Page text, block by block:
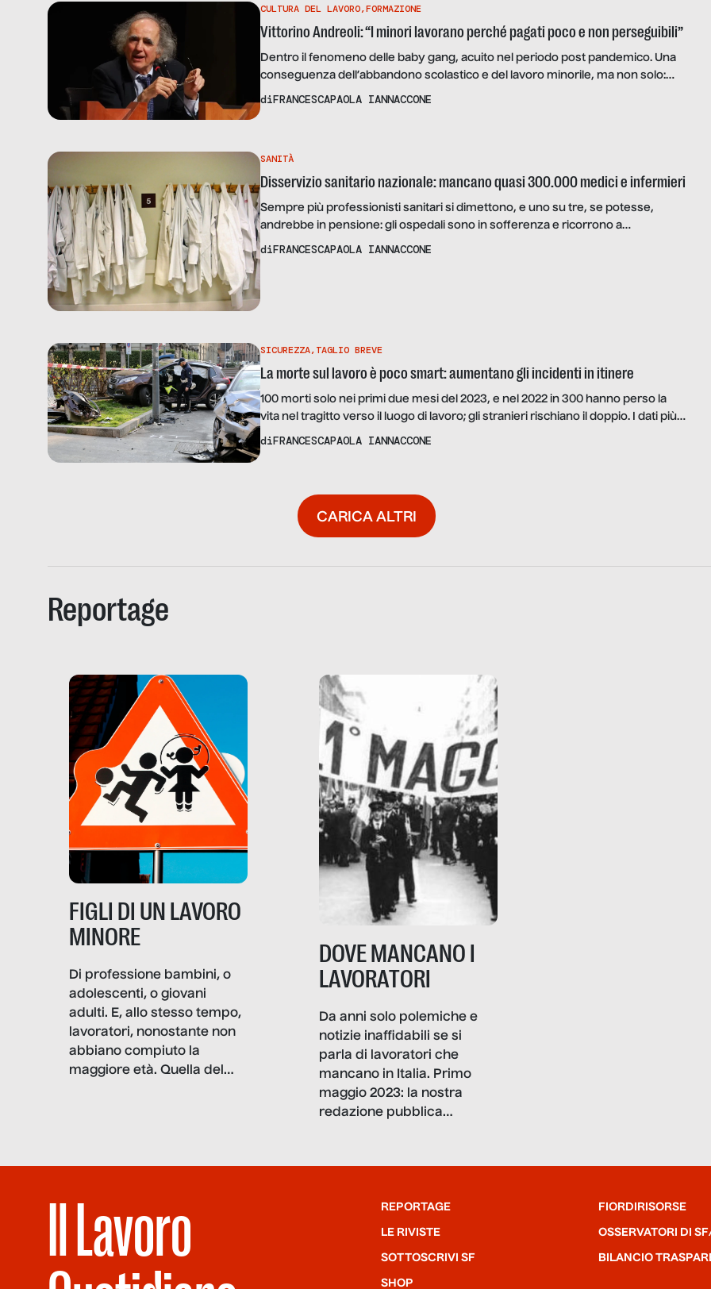
CULTURA DEL LAVORO,FORMAZIONE
Vittorino Andreoli: “I minori lavorano perché pagati poco e non perseguibili”
Dentro il fenomeno delle baby gang, acuito nel periodo post pandemico. Una
conseguenza dell’abbandono scolastico e del lavoro minorile, ma non solo:
riguarda anche le famiglie, la loro emarginazione, le loro necessità
diFRANCESCAPAOLA IANNACCONE
SANITÀ
Disservizio sanitario nazionale: mancano quasi 300.000 medici e infermieri
Sempre più professionisti sanitari si dimettono, e uno su tre, se potesse,
andrebbe in pensione: gli ospedali sono in sofferenza e ricorrono a
cooperative che forniscono “medici a gettone”. La testimonianza di alcuni
operatori con le dichiarazioni di Filippo Anelli, presidente FNOMCeO
diFRANCESCAPAOLA IANNACCONE
SICUREZZA,TAGLIO BREVE
La morte sul lavoro è poco smart: aumentano gli incidenti in itinere
100 morti solo nei primi due mesi del 2023, e nel 2022 in 300 hanno perso la
vita nel tragitto verso il luogo di lavoro; gli stranieri rischiano il doppio. I dati più
recenti dagli osservatori, con i settori e le Regioni più colpite
diFRANCESCAPAOLA IANNACCONE
CARICA ALTRI
Reportage
FIGLI DI UN LAVORO
MINORE
Di professione bambini, o
adolescenti, o giovani
adulti. E, allo stesso tempo,
lavoratori, nonostante non
abbiano compiuto la
maggiore età. Quella del
non esiste solo nel Terzo
dove coinvolge 336.000
minori. […]
DOVE MANCANO I
LAVORATORI
Da anni solo polemiche e
notizie inaffidabili se si
parla di lavoratori che
mancano in Italia. Primo
maggio 2023: la nostra
redazione pubblica
stanno davvero le cose e
risorse. Sono la giustizia,
la sanità, la ristorazione,
la pubblica
amministrazione, l’edilizia,
Il Lavoro REPORTAGE
LE RIVISTE
SOTTOSCRIVI SF
SHOP
FIORDIRISORSE
OSSERVATORI DI
BILANCIO